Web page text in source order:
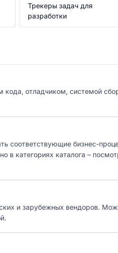
Трекеры задач для
разработки
отладчиком, системой
соответствующие бизнес-
в категориях каталога –
и зарубежных вендоров.